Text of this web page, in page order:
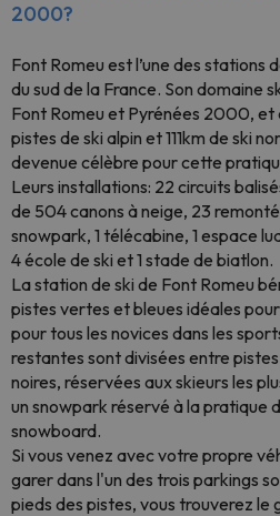
2000?
Font Romeu est l’une des stations
du sud de la France. Son domaine
Font Romeu et Pyrénées 2000, et
pistes de ski alpin et 111km de ski
devenue célèbre pour cette
Leurs installations: 22 circuits
de 504 canons à neige, 23
snowpark, 1 télécabine, 1 espace
4 école de ski et 1 stade de biatlon.
La station de ski de Font Romeu
pistes vertes et bleues idéales
pour tous les novices dans les
restantes sont divisées entre
noires, réservées aux skieurs les
un snowpark réservé à la pratique
snowboard.
Si vous venez avec votre propre
garer dans l'un des trois parkings
pieds des pistes, vous trouverez